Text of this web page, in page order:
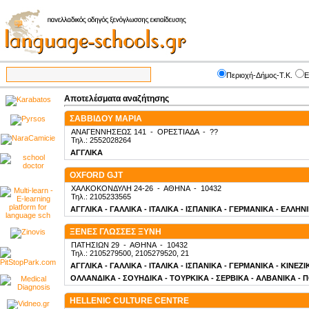
Περιοχή-Δήμος-Τ.Κ.
Αποτελέσματα αναζήτησης
ΣΑΒΒΙΔΟΥ ΜΑΡΙΑ
ΑΝΑΓΕΝΝΗΣΕΩΣ 141 - ΟΡΕΣΤΙΑΔΑ- ??
Τηλ.: 2552028264
ΑΓΓΛΙΚΑ
OXFORD GJT
ΧΑΛΚΟΚΟΝΔΥΛΗ 24-26 - ΑΘΗΝΑ- 10432
Τηλ.: 2105233565
ΑΓΓΛΙΚΑ - ΓΑΛΛΙΚΑ - ΙΤΑΛΙΚΑ - ΙΣΠΑΝΙΚΑ - ΓΕΡΜΑΝΙΚΑ -
ΞΕΝΕΣ ΓΛΩΣΣΕΣ ΞΥΝΗ
ΠΑΤΗΣΙΩΝ 29 - ΑΘΗΝΑ- 10432
Τηλ.: 2105279500, 2105279520, 21
ΑΓΓΛΙΚΑ - ΓΑΛΛΙΚΑ - ΙΤΑΛΙΚΑ - ΙΣΠΑΝΙΚΑ - ΓΕΡΜΑΝΙΚΑ -
ΟΛΛΑΝΔΙΚΑ - ΣΟΥΗΔΙΚΑ - ΤΟΥΡΚΙΚΑ - ΣΕΡΒΙΚΑ - ΑΛΒΑΝΙΚΑ -
HELLENIC CULTURE CENTRE